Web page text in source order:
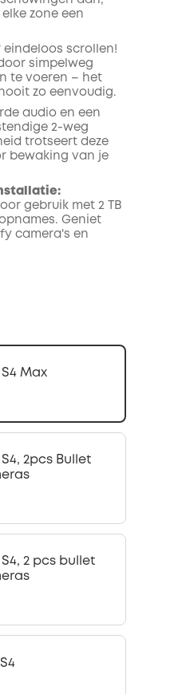
zone een
scrollen!
simpelweg
te voeren – het
zo eenvoudig.
audio en een
2-weg
trotseert deze
bewaking van je
gebruik met 2 TB
Geniet
camera's en
Max
2pcs Bullet
2 pcs bullet